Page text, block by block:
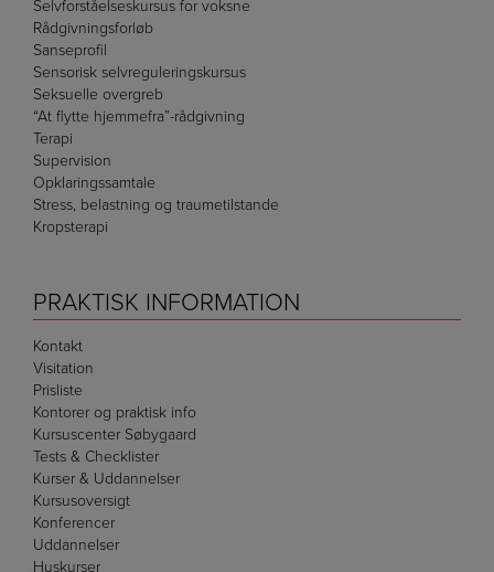
Selvforståelseskursus for voksne
Rådgivningsforløb
Sanseprofil
Sensorisk selvreguleringskursus
Seksuelle overgreb
“At flytte hjemmefra”-rådgivning
Terapi
Supervision
Opklaringssamtale
Stress, belastning og traumetilstande
Kropsterapi
PRAKTISK INFORMATION
Kontakt
Visitation
Prisliste
Kontorer og praktisk info
Kursuscenter Søbygaard
Tests & Checklister
Kurser & Uddannelser
Kursusoversigt
Konferencer
Uddannelser